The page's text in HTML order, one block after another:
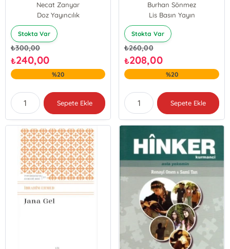
Necat Zanyar
Doz Yayıncılık
Stokta Var
₺300,00
₺240,00
%20
Sepete Ekle
Burhan Sönmez
Lis Basın Yayın
Stokta Var
₺260,00
₺208,00
%20
Sepete Ekle